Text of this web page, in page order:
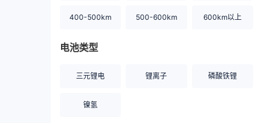
400-500km 500-600km 600km以上
电池类型
三元锂电 锂离子 磷酸铁锂
镍氢